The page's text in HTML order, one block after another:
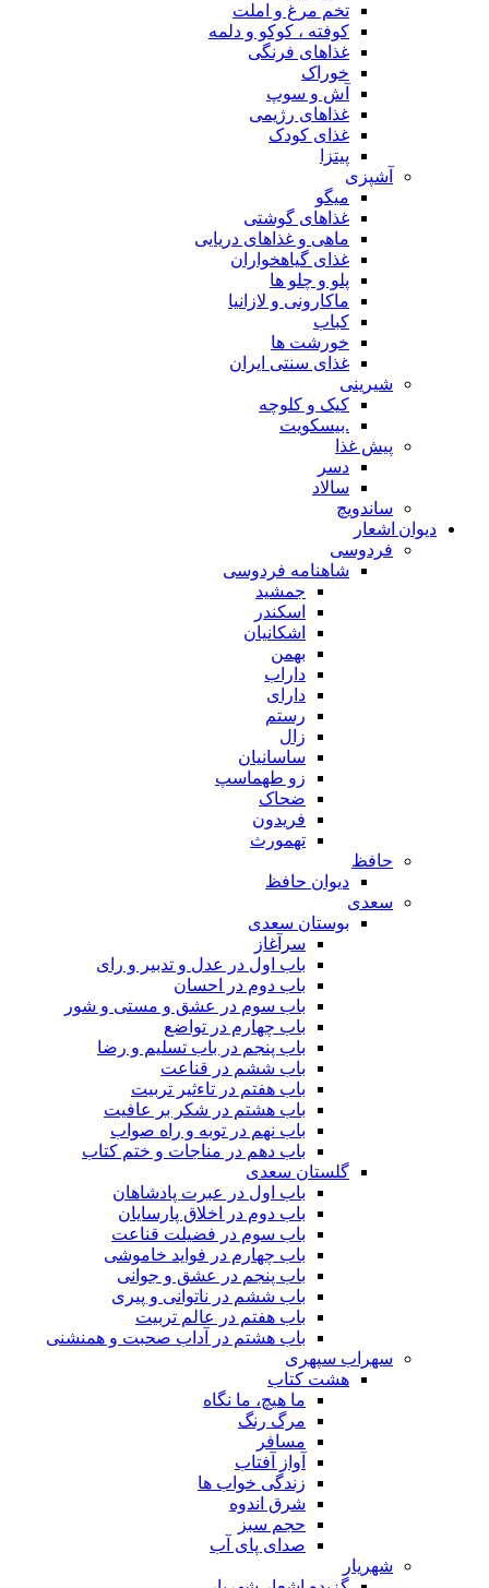
تخم مرغ و املت
کوفته ، کوکو و دلمه
غذاهای فرنگی
خوراک
آش و سوپ
غذاهای رژیمی
غذای کودک
پیتزا
آشپزی
میگو
غذاهای گوشتی
ماهی و غذاهای دریایی
غذای گیاهخواران
پلو و چلو ها
ماکارونی و لازانیا
کباب
خورشت ها
غذای سنتی ایران
شیرینی
کیک و کلوچه
.بیسکویت
پیش غذا
دسر
سالاد
ساندویچ
دیوان اشعار
فردوسی
شاهنامه فردوسی
جمشید
اسکندر
اشکانیان
بهمن
داراب
دارای
رستم
زال
ساسانیان
زو طهماسپ‏
ضحاک
فریدون
تهمورث
حافظ
دیوان حافظ
سعدی
بوستان سعدی
سرآغاز
باب اول در عدل و تدبیر و رای
باب دوم در احسان
باب سوم در عشق و مستی و شور
باب چهارم در تواضع
باب پنجم در باب تسلیم و رضا
باب ششم در قناعت
باب هفتم در تاءثیر تربیت
باب هشتم در شکر بر عافیت
باب نهم در توبه و راه صواب
باب دهم در مناجات و ختم کتاب
گلستان سعدی
باب اول در عبرت پادشاهان
باب دوم در اخلاق پارسایان
باب سوم در فضیلت قناعت
باب چهارم در فواید خاموشى
باب پنجم در عشق و جوانى
باب ششم در ناتوانى و پیرى
باب هفتم در عالم تربیت
باب هشتم در آداب صحبت و همنشنى
سهراب سپهری
هشت کتاب
ما هیچ، ما نگاه
مرگ رنگ
مسافر
آواز آفتاب
زندگی خواب ها
شرق اندوه
حجم سبز
صدای پای آب
شهریار